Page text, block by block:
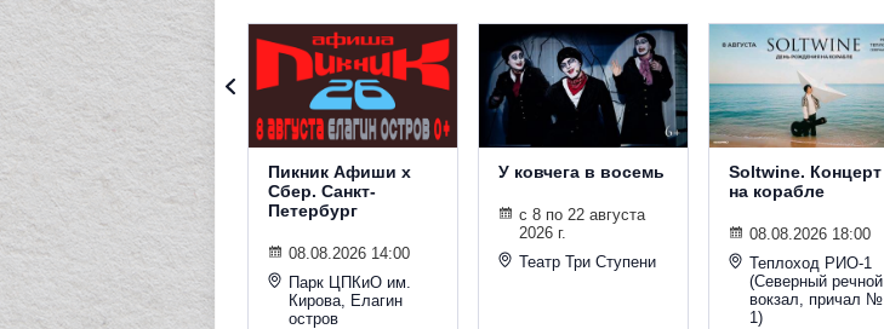
Пикник Афиши х
Сбер. Санкт-
Петербург
08.08.2026 14:00
Парк ЦПКиО им.
Кирова, Елагин
остров
У ковчега в восемь
с 8 по 22 августа
2026 г.
Театр Три Ступени
Soltwine. Концерт
на корабле
08.08.2026 18:00
Теплоход РИО-1
(Северный речной
вокзал, причал №
1)